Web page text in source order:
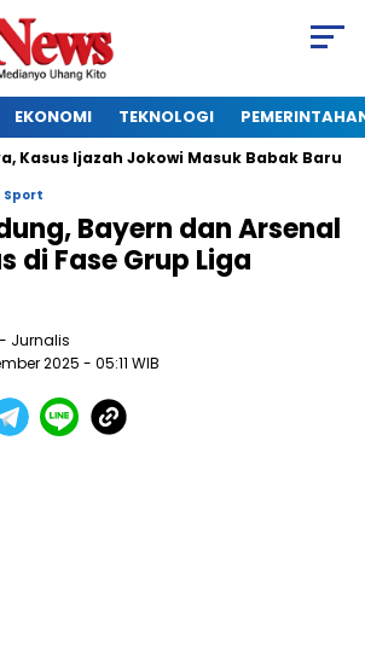
EKONOMI TEKNOLOGI
Ijazah Jokowi Masuk Babak Baru
Sport
Bayern dan Arsenal
di Fase Grup Liga
- Jurnalis
2025 - 05:11 WIB